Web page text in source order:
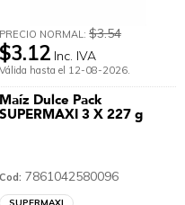
PRECIO NORMAL:$3.54
$3.12 Inc. IVA
Válida hasta el 12-08-2026.
Maíz Dulce Pack
SUPERMAXI 3 X 227 g
Cod: 7861042580096